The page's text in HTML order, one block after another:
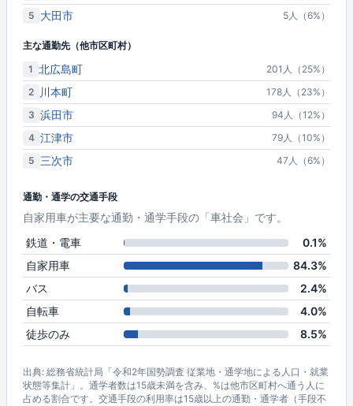
5 大田市 5人（6%）
主な通勤先（他市区町村）
1 北広島町
201人（25%）
2
川本町
178人（23%）
3 浜田市
94人（12%）
4 江津市
79人（10%）
5 三次市 47人（6%）
通勤・通学の交通手段
自家用車が主要な通勤・通学手段の「車社会」です。
鉄道・電車
0.1%
自家用車
84.3%
バス
2.4%
自転車
4.0%
徒歩のみ
8.5%
出典: 総務省統計局「令和2年国勢調査 従業地・通学地による人口・就業
状態等集計」。通学者数は15歳未満を含み、%は他市区町村へ通う人に
占める割合です。交通手段の利用率は15歳以上の通勤・通学者（手段不